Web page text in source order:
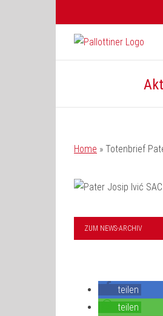
Home » Totenbrief
ZUM NEWS-ARCHIV
teilen
teilen